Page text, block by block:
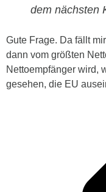
dem nächsten
Gute Frage. Da fällt
dann vom größten
Nettoempfänger wird,
gesehen, die EU